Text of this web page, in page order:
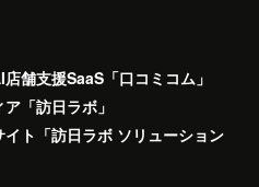
舗支援SaaS「口コミコム」
「訪日ラボ」
ト「訪日ラボ ソリューション